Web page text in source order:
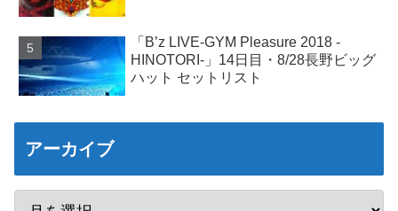
「B’z LIVE-GYM Pleasure 2018 -
HINOTORI-」14日目・8/28長野ビッグ
ハット セットリスト
アーカイブ